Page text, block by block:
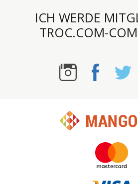
ICH WERDE
TROC.COM-